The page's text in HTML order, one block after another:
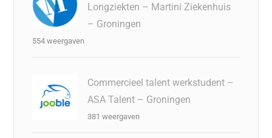
Longziekten – Martini Ziekenhuis
– Groningen
554 weergaven
Commercieel talent werkstudent –
ASA Talent – Groningen
381 weergaven